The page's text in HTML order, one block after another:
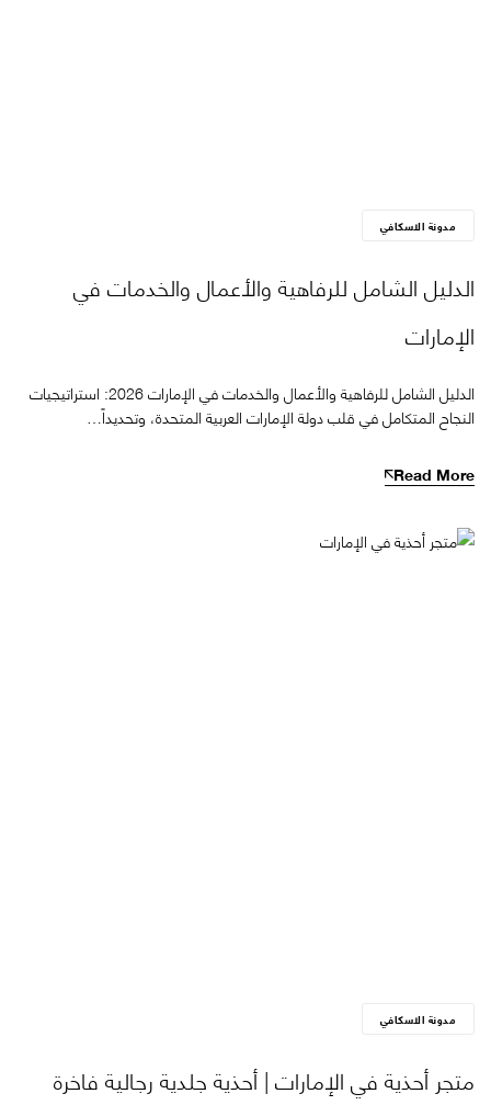
مدونة الاسكافي
الدليل الشامل للرفاهية والأعمال والخدمات في
الإمارات
الدليل الشامل للرفاهية والأعمال والخدمات في الإمارات 2026: استراتيجيات
النجاح المتكامل في قلب دولة الإمارات العربية المتحدة، وتحديداً…
Read More
مدونة الاسكافي
متجر أحذية في الإمارات | أحذية جلدية رجالية فاخرة